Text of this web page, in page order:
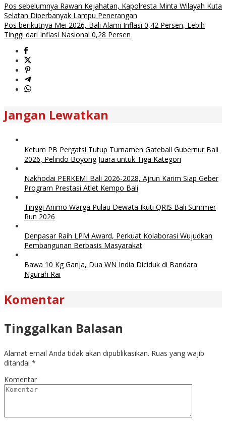
Pos sebelumnya Rawan Kejahatan, Kapolresta Minta Wilayah Kuta
Selatan Diperbanyak Lampu Penerangan
Pos berikutnya Mei 2026, Bali Alami Inflasi 0,42 Persen, Lebih
Tinggi dari Inflasi Nasional 0,28 Persen
Jangan Lewatkan
Ketum PB Pergatsi Tutup Turnamen Gateball Gubernur Bali
2026, Pelindo Boyong Juara untuk Tiga Kategori
Nakhodai PERKEMI Bali 2026-2028, Ajrun Karim Siap Geber
Program Prestasi Atlet Kempo Bali
Tinggi Animo Warga Pulau Dewata Ikuti QRIS Bali Summer
Run 2026
Denpasar Raih LPM Award, Perkuat Kolaborasi Wujudkan
Pembangunan Berbasis Masyarakat
Bawa 10 Kg Ganja, Dua WN India Diciduk di Bandara
Ngurah Rai
Komentar
Tinggalkan Balasan
Alamat email Anda tidak akan dipublikasikan. Ruas yang wajib
ditandai *
Komentar